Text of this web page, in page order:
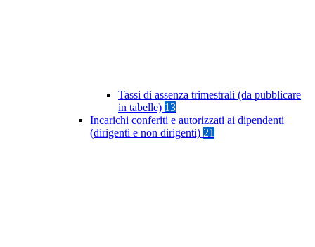
Tassi di assenza trimestrali (da pubblicare
in tabelle) 13
Incarichi conferiti e autorizzati ai dipendenti
(dirigenti e non dirigenti) 21